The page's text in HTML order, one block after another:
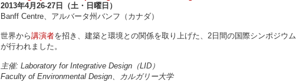
2013年4月26-27日（土・日曜日）
Banff Centre、アルバータ州バンフ（カナダ）
世界から講演者を招き、建築と環境との関係を取り上げた、2日間の国際シンポジウム
が行われました。
主催: Laboratory for Integrative Design（LID）
Faculty of Environmental Design、カルガリー大学